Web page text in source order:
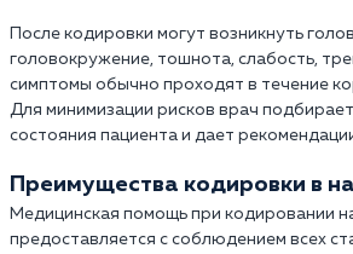
После кодировки могут возникнуть
головокружение, тошнота, слабость,
симптомы обычно проходят в течение
Для минимизации рисков врач
состояния пациента и дает
Преимущества кодировки в
Медицинская помощь при кодировании
предоставляется с соблюдением всех